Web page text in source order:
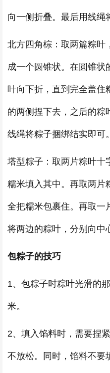
向一侧折叠。最后用线绳
北方四角棕：取两篇粽叶
成一个圆锥状。在圆锥状
叶向下折，直到完全盖住
的两侧捏下去，之后的粽
线绳将粽子捆绑结实即可。
塔型粽子：取两片粽叶十
糯米填入其中。再取两片
全把糯米包裹住。再取一
将两边的粽叶，分别向中
包粽子的技巧
1、包粽子时粽叶光滑的
米。
2、填入馅料时，需要捏
不放松。同时，馅料不要